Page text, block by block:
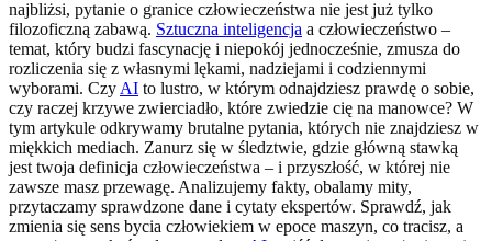
najbliżsi, pytanie o granice człowieczeństwa nie jest już tylko
filozoficzną zabawą. Sztuczna inteligencja a człowieczeństwo –
temat, który budzi fascynację i niepokój jednocześnie, zmusza do
rozliczenia się z własnymi lękami, nadziejami i codziennymi
wyborami. Czy AI to lustro, w którym odnajdziesz prawdę o sobie,
czy raczej krzywe zwierciadło, które zwiedzie cię na manowce? W
tym artykule odkrywamy brutalne pytania, których nie znajdziesz w
miękkich mediach. Zanurz się w śledztwie, gdzie główną stawką
jest twoja definicja człowieczeństwa – i przyszłość, w której nie
zawsze masz przewagę. Analizujemy fakty, obalamy mity,
przytaczamy sprawdzone dane i cytaty ekspertów. Sprawdź, jak
zmienia się sens bycia człowiekiem w epoce maszyn, co tracisz, a